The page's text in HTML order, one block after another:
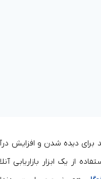
برای دیده شدن و افزایش
از یک ابزار بازاریابی